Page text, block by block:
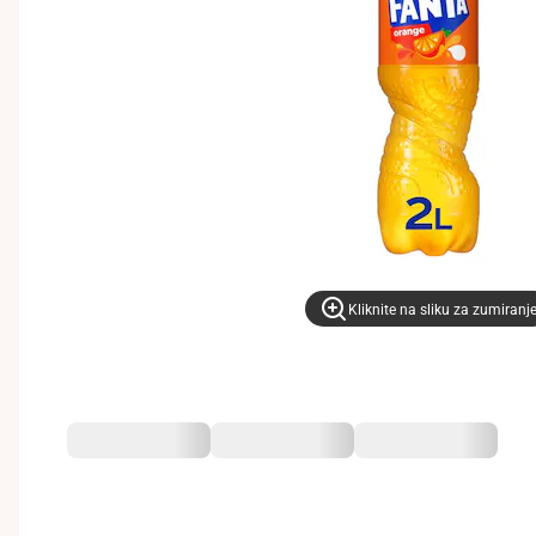
Kliknite na sliku za zumiranje